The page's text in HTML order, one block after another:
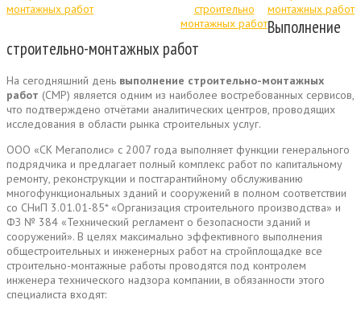
Выполнение
строительно-монтажных работ
На сегодняшний день выполнение строительно-монтажных
работ (СМР) является одним из наиболее востребованных сервисов,
что подтверждено отчётами аналитических центров, проводящих
исследования в области рынка строительных услуг.
ООО «СК Мегаполис» с 2007 года выполняет функции генерального
подрядчика и предлагает полный комплекс работ по капитальному
ремонту, реконструкции и постгарантийному обслуживанию
многофункциональных зданий и сооружений в полном соответствии
со СНиП 3.01.01-85* «Организация строительного производства» и
ФЗ № 384 «Технический регламент о безопасности зданий и
сооружений». В целях максимально эффективного выполнения
общестроительных и инженерных работ на стройплощадке все
строительно-монтажные работы проводятся под контролем
инженера технического надзора компании, в обязанности этого
специалиста входят: